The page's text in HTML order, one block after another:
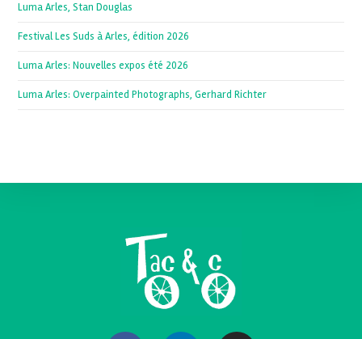
Luma Arles, Stan Douglas
Festival Les Suds à Arles, édition 2026
Luma Arles: Nouvelles expos été 2026
Luma Arles: Overpainted Photographs, Gerhard Richter